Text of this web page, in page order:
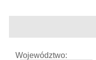
Województwo: